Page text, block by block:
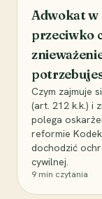
Adwokat w
przeciwko
Czym zajmuje
(art. 212 k.k.) i
polega
reformie
dochodzić
cywilnej.
9 min czytania